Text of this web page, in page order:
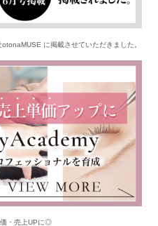
に掲載させていただきました。
価・売上UPに◎